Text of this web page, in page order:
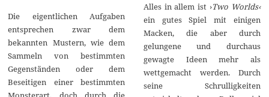
Die eigentlichen Aufgaben
entsprechen zwar dem
bekannten Mustern, wie dem
Sammeln von bestimmten
Gegenständen oder dem
Beseitigen einer bestimmten
Alles in allem ist ›Two Worlds‹
ein gutes Spiel mit einigen
Macken, die aber durch
gelungene und durchaus
gewagte Ideen mehr als
wettgemacht werden. Durch
seine Schrulligkeiten